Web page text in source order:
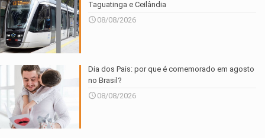
Taguatinga e Ceilândia
08/08/2026
Dia dos Pais: por que é comemorado em agosto
no Brasil?
08/08/2026